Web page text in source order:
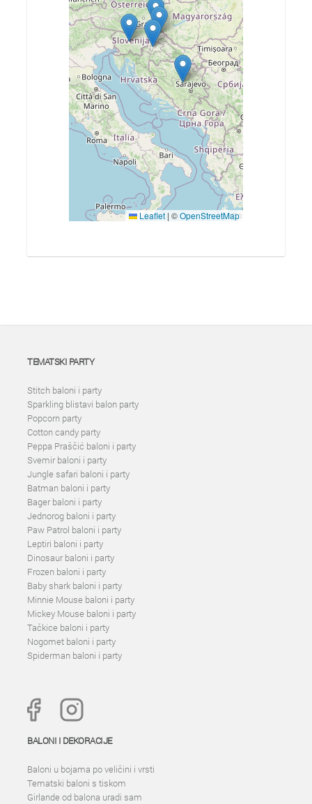
Leaflet | ©OpenStreetMap
TEMATSKI PARTY
Stitch baloni i party
Sparkling blistavi balon party
Popcorn party
Cotton candy party
Peppa Praščić baloni i party
Svemir baloni i party
Jungle safari baloni i party
Batman baloni i party
Bager baloni i party
Jednorog baloni i party
Paw Patrol baloni i party
Leptiri baloni i party
Dinosaur baloni i party
Frozen baloni i party
Baby shark baloni i party
Minnie Mouse baloni i party
Mickey Mouse baloni i party
Tačkice baloni i party
Nogomet baloni i party
Spiderman baloni i party
BALONI I DEKORACIJE
Baloni u bojama po veličini i vrsti
Tematski baloni s tiskom
Girlande od balona uradi sam